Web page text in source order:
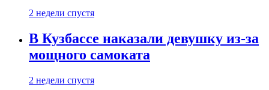
2 недели спустя
В Кузбассе наказали девушку из-за
мощного самоката
2 недели спустя